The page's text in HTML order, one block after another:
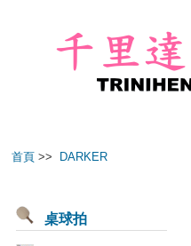
首頁 >> DARKER
桌球拍